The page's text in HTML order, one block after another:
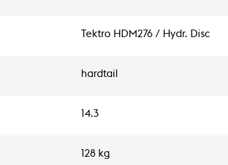
Tektro HDM276 / Hydr. Disc
hardtail
14.3
128 kg